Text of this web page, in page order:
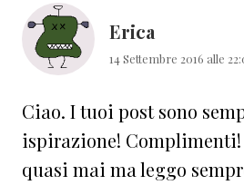
Erica
14 Settembre 2016 alle
Ciao. I tuoi post sono
ispirazione! Complimenti!
quasi mai ma leggo